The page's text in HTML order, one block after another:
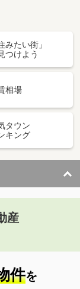
徳万
みたい街」
つけよう
相場
タウン
キング
産
件を